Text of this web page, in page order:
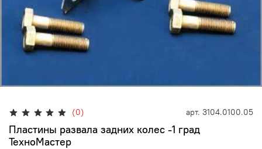
(0) арт. 3104.0100.05
Пластины развала задних колес -1 град
ТехноМастер